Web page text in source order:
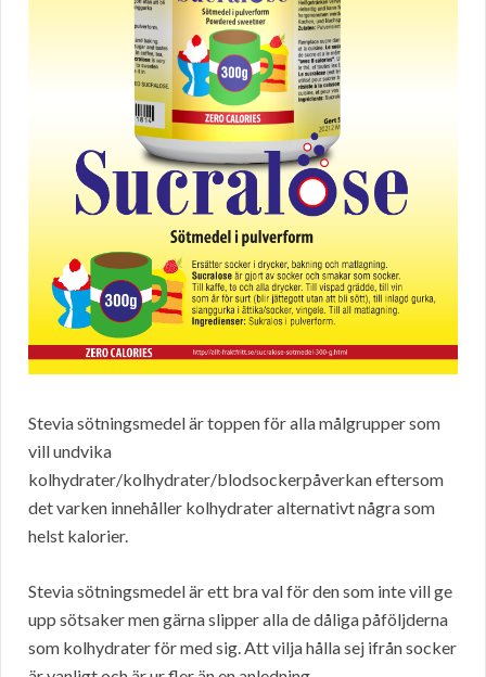
Stevia sötningsmedel är toppen för alla målgrupper som
vill undvika
kolhydrater/kolhydrater/blodsockerpåverkan eftersom
det varken innehåller kolhydrater alternativt några som
helst kalorier.
Stevia sötningsmedel är ett bra val för den som inte vill ge
upp sötsaker men gärna slipper alla de dåliga påföljderna
som kolhydrater för med sig. Att vilja hålla sej ifrån socker